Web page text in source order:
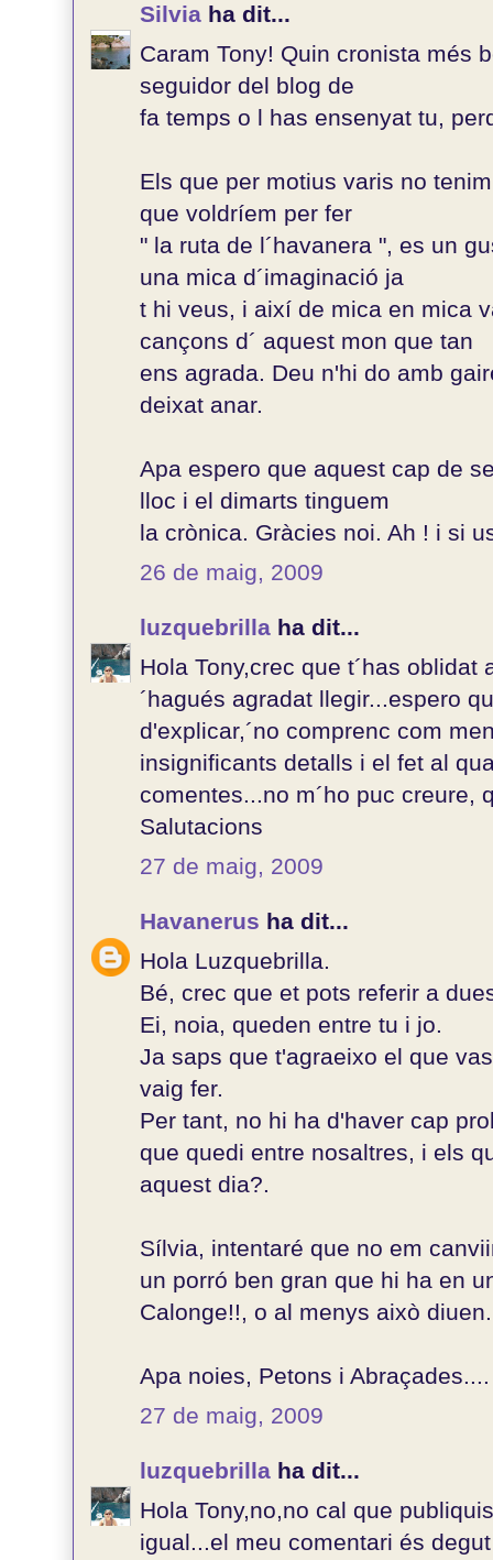
Silvia ha dit...
Caram Tony! Quin cronista més
seguidor del blog de
fa temps o l has ensenyat tu,
Els que per motius varis no
que voldríem per fer
" la ruta de l´havanera ", es un
una mica d´imaginació ja
t hi veus, i així de mica en mica
cançons d´ aquest mon que tan
ens agrada. Deu n'hi do amb
deixat anar.
Apa espero que aquest cap de
lloc i el dimarts tinguem
la crònica. Gràcies noi. Ah ! i si
26 de maig, 2009
luzquebrilla ha dit...
Hola Tony,crec que t´has
´hagués agradat llegir...espero
d'explicar,´no comprenc com
insignificants detalls i el fet al
comentes...no m´ho puc creure,
Salutacions
27 de maig, 2009
Havanerus ha dit...
Hola Luzquebrilla.
Bé, crec que et pots referir a
Ei, noia, queden entre tu i jo.
Ja saps que t'agraeixo el que
vaig fer.
Per tant, no hi ha d'haver cap
que quedi entre nosaltres, i els
aquest dia?.
Sílvia, intentaré que no em
un porró ben gran que hi ha en
Calonge!!, o al menys això
Apa noies, Petons i Abraçades....
27 de maig, 2009
luzquebrilla ha dit...
Hola Tony,no,no cal que
igual...el meu comentari és